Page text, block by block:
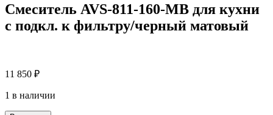
Смеситель AVS-811-160-MB для кухни
с подкл. к фильтру/черный матовый
11 850 ₽
1 в наличии